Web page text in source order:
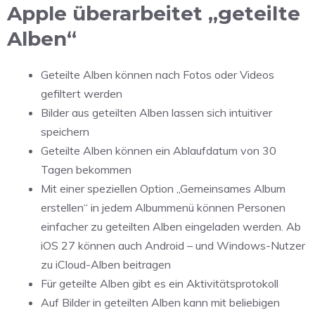
Apple überarbeitet „geteilte
Alben“
Geteilte Alben können nach Fotos oder Videos
gefiltert werden
Bilder aus geteilten Alben lassen sich intuitiver
speichern
Geteilte Alben können ein Ablaufdatum von 30
Tagen bekommen
Mit einer speziellen Option „Gemeinsames Album
erstellen“ in jedem Albummenü können Personen
einfacher zu geteilten Alben eingeladen werden. Ab
iOS 27 können auch Android – und Windows-Nutzer
zu iCloud-Alben beitragen
Für geteilte Alben gibt es ein Aktivitätsprotokoll
Auf Bilder in geteilten Alben kann mit beliebigen